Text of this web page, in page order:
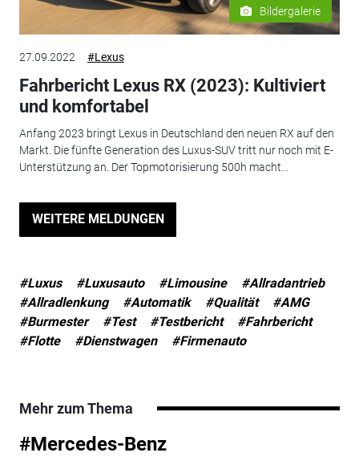
Bildergalerie
27.09.2022 #Lexus
Fahrbericht Lexus RX (2023): Kultiviert
und komfortabel
Anfang 2023 bringt Lexus in Deutschland den neuen RX auf den
Markt. Die fünfte Generation des Luxus-SUV tritt nur noch mit E-
Unterstützung an. Der Topmotorisierung 500h macht...
WEITERE MELDUNGEN
#Luxus #Luxusauto #Limousine
#Allradantrieb
#Allradlenkung
#Automatik #Qualität
#AMG
#Burmester
#Test #Testbericht
#Fahrbericht
#Flotte
#Dienstwagen #Firmenauto
Mehr zum Thema
#Mercedes-Benz